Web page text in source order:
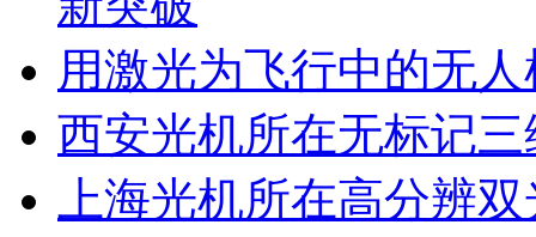
用激光为飞行中的无
西安光机所在无标记
上海光机所在高分辨